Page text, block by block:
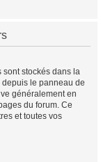
sont stockés dans la
le panneau de
généralement en
du forum. Ce
et toutes vos